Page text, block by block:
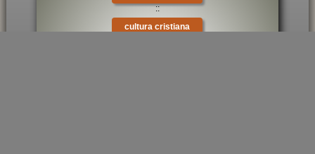
::
cultura cristiana